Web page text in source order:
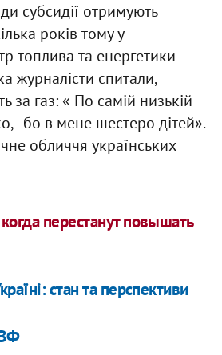
субсидії отримують
років тому у
топлива та енергетики
журналісти спитали,
за газ: « По самій низькій
- бо в мене шестеро дітей».
обличчя українських
перестанут повышать
стан та перспективи